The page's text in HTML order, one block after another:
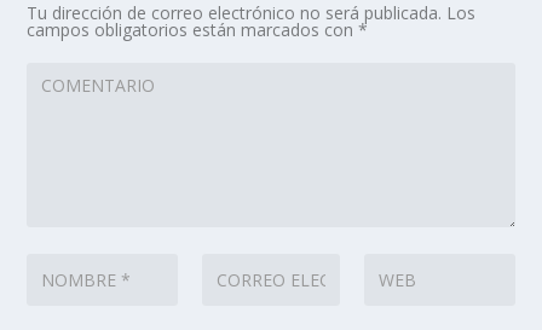
Tu dirección de correo electrónico no será publicada. Los
campos obligatorios están marcados con*